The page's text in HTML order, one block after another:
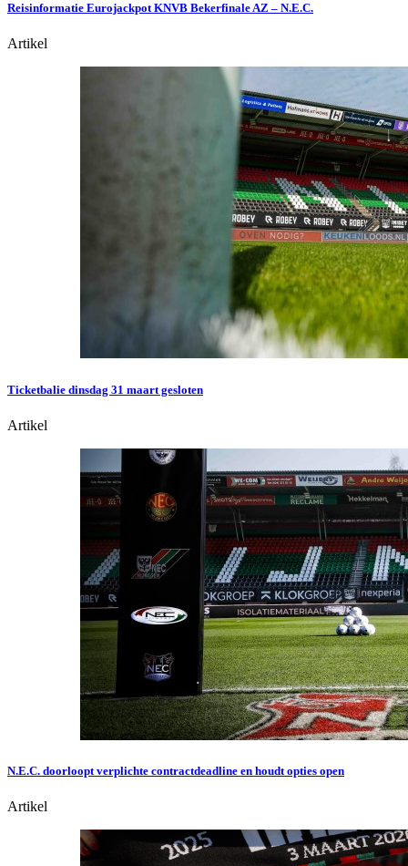
Reisinformatie Eurojackpot KNVB Bekerfinale AZ – N.E.C.
Artikel
Ticketbalie dinsdag 31 maart gesloten
Artikel
N.E.C. doorloopt verplichte contractdeadline en houdt opties open
Artikel